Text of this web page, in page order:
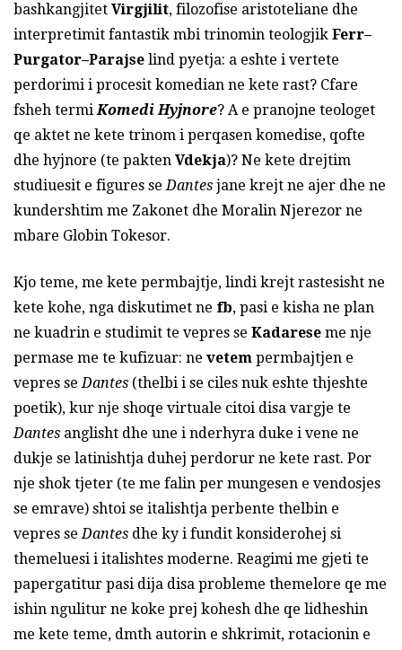
bashkangjitet Virgjilit, filozofise aristoteliane dhe
interpretimit fantastik mbi trinomin teologjik Ferr–
Purgator–Parajse lind pyetja: a eshte i vertete
perdorimi i procesit komedian ne kete rast? Cfare
fsheh termiKomedi Hyjnore? A e pranojne teologet
qe aktet ne kete trinom i perqasen komedise, qofte
dhe hyjnore (te pakten Vdekja)? Ne kete drejtim
studiuesit e figures seDantes jane krejt ne ajer dhe ne
kundershtim me Zakonet dhe Moralin Njerezor ne
mbare Globin Tokesor.
Kjo teme, me kete permbajtje, lindi krejt rastesisht ne
kete kohe, nga diskutimet ne fb, pasi e kisha ne plan
ne kuadrin e studimit te vepres se Kadarese me nje
permase me te kufizuar: ne vetem permbajtjen e
vepres seDantes (thelbi i se ciles nuk eshte thjeshte
poetik), kur nje shoqe virtuale citoi disa vargje te
Dantes anglisht dhe une i nderhyra duke i vene ne
dukje se latinishtja duhej perdorur ne kete rast. Por
nje shok tjeter (te me falin per mungesen e vendosjes
se emrave) shtoi se italishtja perbente thelbin e
vepres seDantes dhe ky i fundit konsiderohej si
themeluesi i italishtes moderne. Reagimi me gjeti te
papergatitur pasi dija disa probleme themelore qe me
ishin ngulitur ne koke prej kohesh dhe qe lidheshin
me kete teme, dmth autorin e shkrimit, rotacionin e